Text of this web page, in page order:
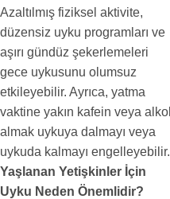
Azaltılmış fiziksel aktivite,
düzensiz uyku programları ve
aşırı gündüz şekerlemeleri
gece uykusunu olumsuz
etkileyebilir. Ayrıca, yatma
vaktine yakın kafein veya alkol
almak uykuya dalmayı veya
uykuda kalmayı engelleyebilir.
Yaşlanan Yetişkinler İçin
Uyku Neden Önemlidir?